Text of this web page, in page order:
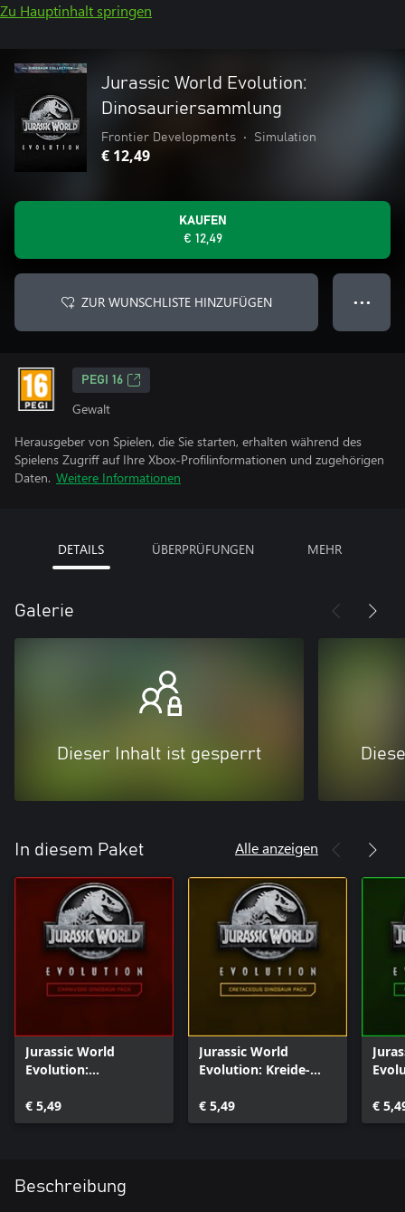
Zu Hauptinhalt springen
Jurassic World Evolution:
Dinosauriersammlung
Frontier Developments • Simulation
€ 12,49
KAUFEN
€ 12,49
ZUR WUNSCHLISTE HINZUFÜGEN ● ● ●
PEGI 16
Gewalt
Herausgeber von Spielen, die Sie starten, erhalten während des
Spielens Zugriff auf Ihre Xbox-Profilinformationen und zugehörigen
Daten. Weitere Informationen
DETAILS ÜBERPRÜFUNGEN MEHR
Galerie
Dieser Inhalt ist gesperrt
In diesem Paket Alle anzeigen
Jurassic World
Evolution:
Dinosaurierpaket
€ 5,49
Jurassic World
Evolution: Kreide-
€ 5,49
€
Beschreibung